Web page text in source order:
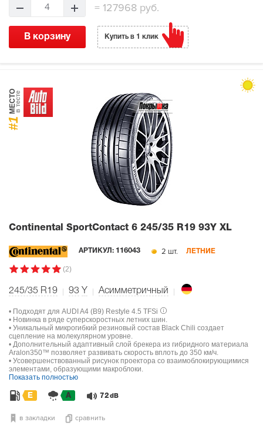
4 =127968 руб.
В корзину Купить в 1 клик
#1
МЕСТОв тесте
Continental SportContact 6 245/35 R19 93Y XL
АРТИКУЛ: 116043 2 шт. ЛЕТНИЕ
(2)
245/35 R19 93 Y Асимметричный
• Подходят для AUDI A4 (B9) Restyle 4.5 TFSi
• Новинка в ряде суперскоростных летних шин.
• Уникальный микрогибкий резиновый состав Black Chili создает
сцепление на молекулярном уровне.
• Дополнительный адаптивный слой брекера из гибридного материала
Aralon350™ позволяет развивать скорость вплоть до 350 км/ч.
• Усовершенствованный рисунок проектора со взаимоблокирующимися
элементами, образующими макроблоки.
Показать полностью
E A 72 dB
в закладки сравнить